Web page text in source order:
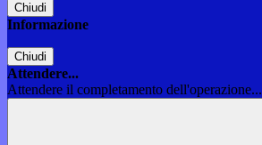
Chiudi
Informazione
Chiudi
Attendere...
Attendere il completamento dell'operazione...